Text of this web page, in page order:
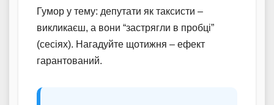
Гумор у тему: депутати як таксисти –
викликаєш, а вони “застрягли в пробці”
(сесіях). Нагадуйте щотижня – ефект
гарантований.